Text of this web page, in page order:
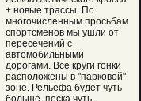
+ новые трассы. По
многочисленным просьбам
спортсменов мы ушли от
пересечений с
автомобильными
дорогами. Все круги гонки
расположены в "парковой"
зоне. Рельефа будет чуть
больше, песка чуть